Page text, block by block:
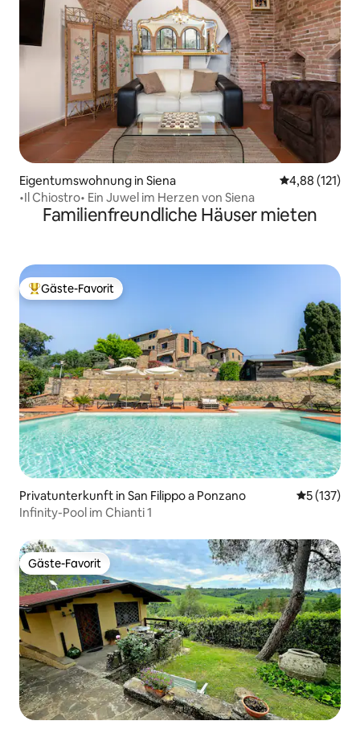
Eigentumswohnung in Siena
4,88 (121)
•Il Chiostro• Ein Juwel im Herzen von Siena
Familienfreundliche Häuser mieten
Beliebter Gäste-Favorit.
Gäste-Favorit
Privatunterkunft in San Filippo a Ponzano
5 (137)
Infinity-Pool im Chianti 1
Gäste-Favorit
Gäste-Favorit